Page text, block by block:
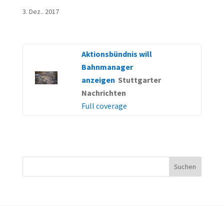
3. Dez.. 2017
Aktionsbündnis will
Bahnmanager
anzeigen Stuttgarter
Nachrichten
Full coverage
Suchen